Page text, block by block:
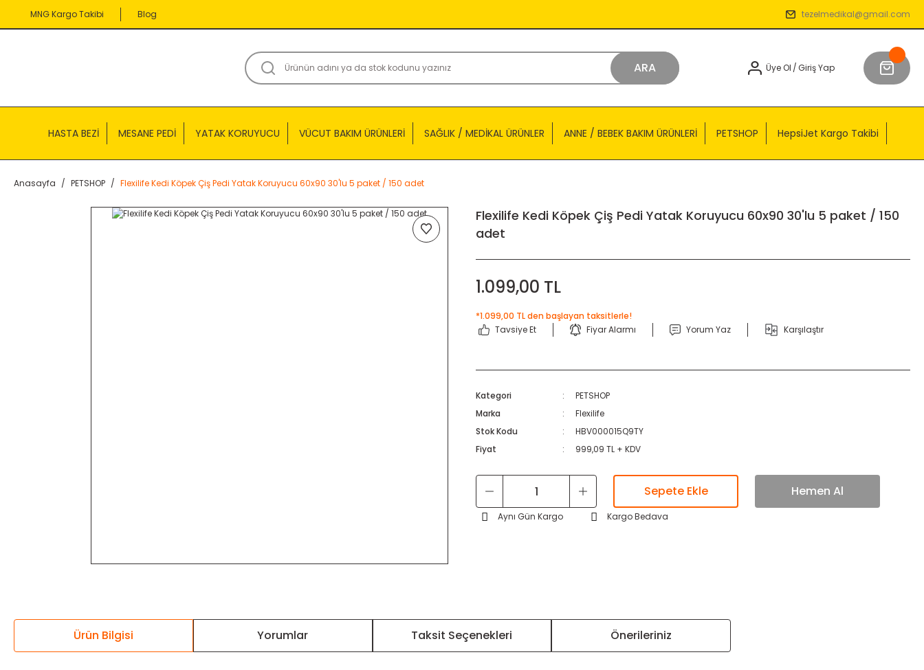
MNG Kargo Takibi Blog tezelmedikal@gmail.com
ARA Üye Ol /Giriş Yap
HASTA BEZİ MESANE PEDİ YATAK KORUYUCU VÜCUT BAKIM ÜRÜNLERİ SAĞLIK / MEDİKAL ÜRÜNLER ANNE / BEBEK BAKIM ÜRÜNLERİ PETSHOP HepsiJet Kargo Takibi
Anasayfa PETSHOP Flexilife Kedi Köpek Çiş Pedi Yatak Koruyucu 60x90 30'lu 5 paket / 150 adet
Flexilife Kedi Köpek Çiş Pedi Yatak Koruyucu 60x90 30'lu 5 paket / 150
adet
1.099,00 TL
*1.099,00 TL den başlayan taksitlerle!
Tavsiye Et
Fiyar Alarmı Yorum Yaz Karşılaştır
Kategori
PETSHOP
Marka
Flexilife
Stok Kodu
HBV000015Q9TY
Fiyat
999,09 TL + KDV
Sepete Ekle Hemen Al
Aynı Gün Kargo Kargo Bedava
Ürün Bilgisi Yorumlar Taksit Seçenekleri Önerileriniz